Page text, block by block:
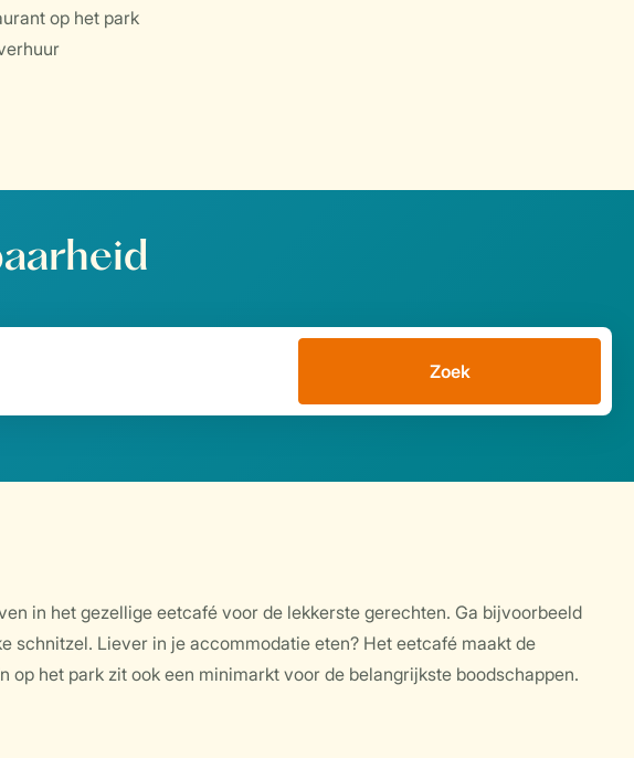
op het park
Zoek
in het gezellige eetcafé voor de lekkerste gerechten. Ga bijvoorbeeld
schnitzel. Liever in je accommodatie eten? Het eetcafé maakt de
op het park zit ook een minimarkt voor de belangrijkste boodschappen.